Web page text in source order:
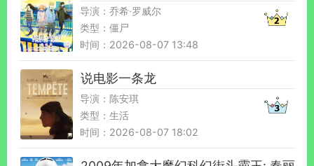
导演：乔希·罗威尔
类型：僵尸
时间：2026-08-07 13:48
说电影一条龙
导演：陈安琪
类型：生活
时间：2026-08-07 18:02